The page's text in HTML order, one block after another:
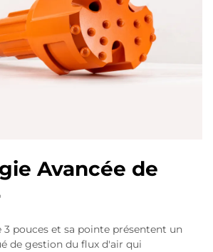
Avancée de
3 pouces et sa pointe présentent un
de gestion du flux d'air qui